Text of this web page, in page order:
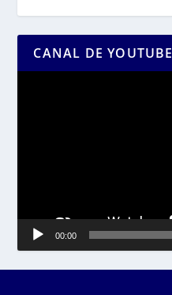
CANAL DE YOUTUBE
00:00